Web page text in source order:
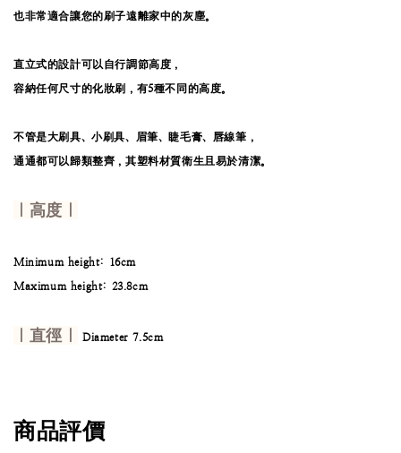
也非常適合讓您的刷子遠離家中的灰塵。
直立式的設計可以自行調節高度，
容納任何尺寸的化妝刷 ， 有5種不同的高度。
不管是大刷具、小刷具、眉筆、睫毛膏、唇線筆，
通通都可以歸類整齊， 其塑料材質衛生且易於清潔。
｜高度｜
Minimum height: 16cm
Maximum height: 23.8cm
｜直徑｜ Diameter 7.5cm
商品評價